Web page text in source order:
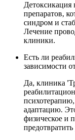
Детоксикация
препаратов,
синдром и
Лечение
клиники.
Есть ли
зависимости
Да, клиника
адаптацию.
физическое и